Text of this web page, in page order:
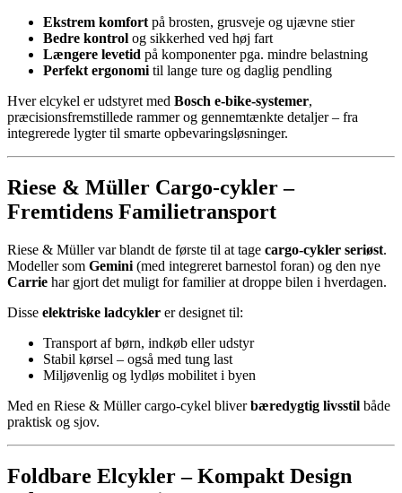
Ekstrem komfort på brosten, grusveje og ujævne stier
Bedre kontrol og sikkerhed ved høj fart
Længere levetid på komponenter pga. mindre belastning
Perfekt ergonomi til lange ture og daglig pendling
Hver elcykel er udstyret med Bosch e-bike-systemer,
præcisionsfremstillede rammer og gennemtænkte detaljer – fra
integrerede lygter til smarte opbevaringsløsninger.
Riese & Müller Cargo-cykler –
Fremtidens Familietransport
Riese & Müller var blandt de første til at tage cargo-cykler seriøst.
Modeller som Gemini (med integreret barnestol foran) og den nye
Carrie har gjort det muligt for familier at droppe bilen i hverdagen.
Disse elektriske ladcykler er designet til:
Transport af børn, indkøb eller udstyr
Stabil kørsel – også med tung last
Miljøvenlig og lydløs mobilitet i byen
Med en Riese & Müller cargo-cykel bliverbæredygtig livsstil både
praktisk og sjov.
Foldbare Elcykler – Kompakt Design